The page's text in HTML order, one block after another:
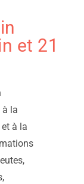
et 21
à la
à la